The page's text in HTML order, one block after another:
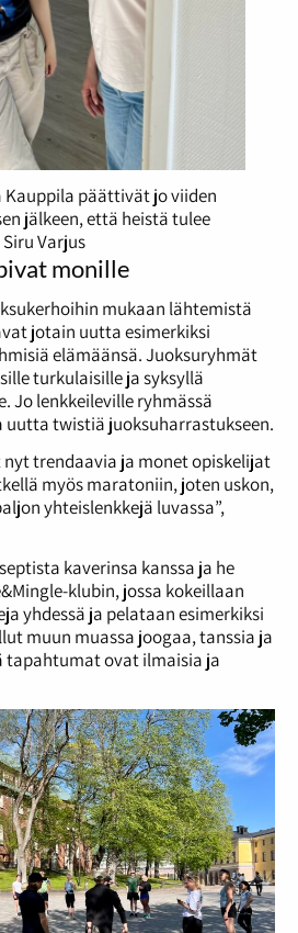
Kauppila päättivät jo viiden
jälkeen, että heistä tulee
Varjus
monille
mukaan lähtemistä
jotain uutta esimerkiksi
elämäänsä. Juoksuryhmät
turkulaisille ja syksyllä
Jo lenkkeileville ryhmässä
uutta twistiä juoksuharrastukseen.
trendaavia ja monet opiskelijat
myös maratoniin, joten uskon,
yhteislenkkejä luvassa”,
kaverinsa kanssa ja he
klubin, jossa kokeillaan
yhdessä ja pelataan esimerkiksi
muun muassa joogaa, tanssia ja
tapahtumat ovat ilmaisia ja